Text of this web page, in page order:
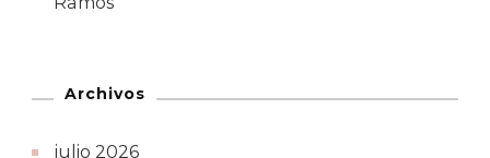
Archivos
julio 2026